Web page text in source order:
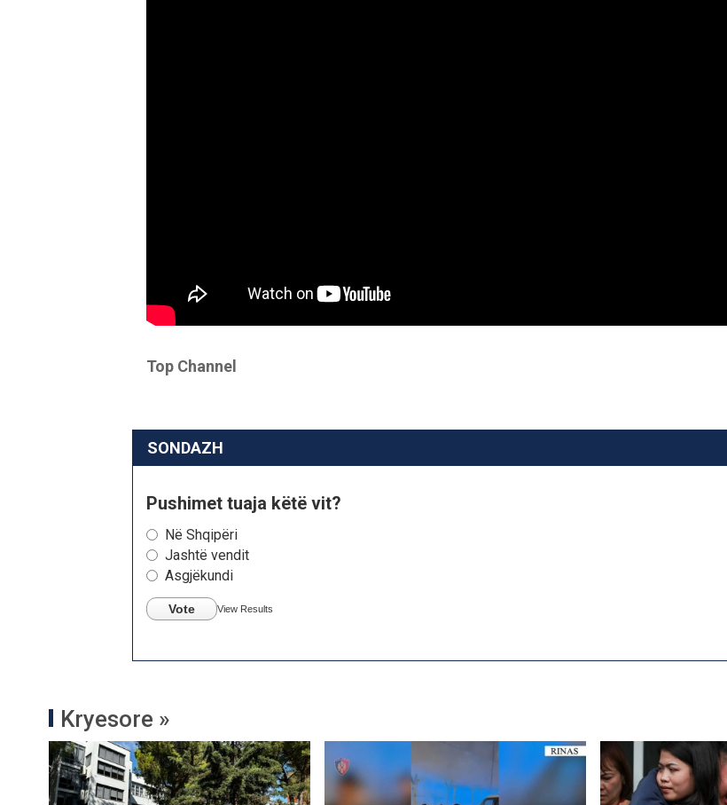
Top Channel
SONDAZH
Pushimet tuaja këtë vit?
Në Shqipëri
Jashtë vendit
Asgjëkundi
Vote View Results
Kryesore »